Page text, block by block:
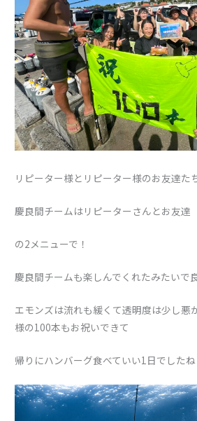
リピーター様とリピーター様のお友達た
慶良間チームはリピーターさんとお友達
の2メニューで！
慶良間チームも楽しんでくれたみたいで
エモンズは流れも緩くて透明度は少し悪
様の100本もお祝いできて
帰りにハンバーグ食べていい1日でしたね